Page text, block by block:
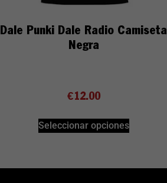
Dale Punki Dale Radio Camiseta
Negra
€12.00
Seleccionar opciones